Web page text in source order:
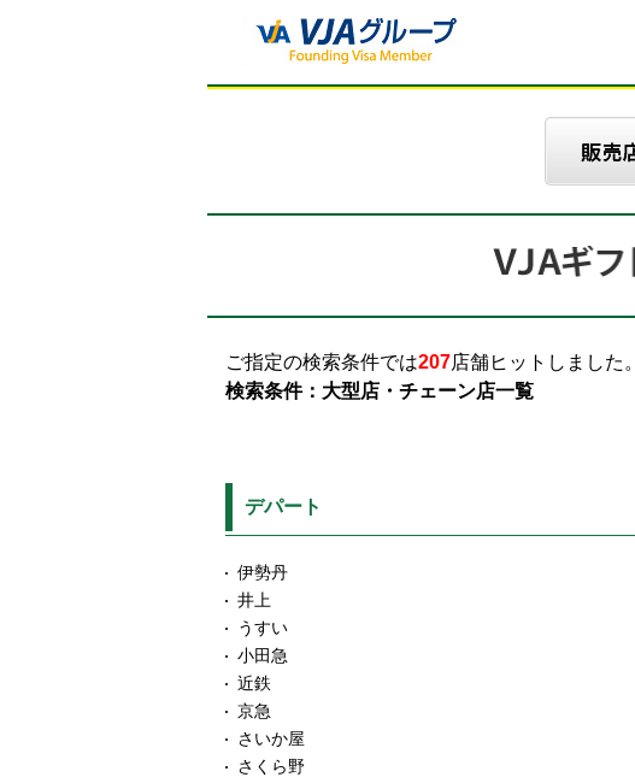
ご指定の検索条件では207店舗ヒットしました。
検索条件：大型店・チェーン店一覧
デパート
伊勢丹
井上
うすい
小田急
近鉄
京急
さいか屋
さくら野